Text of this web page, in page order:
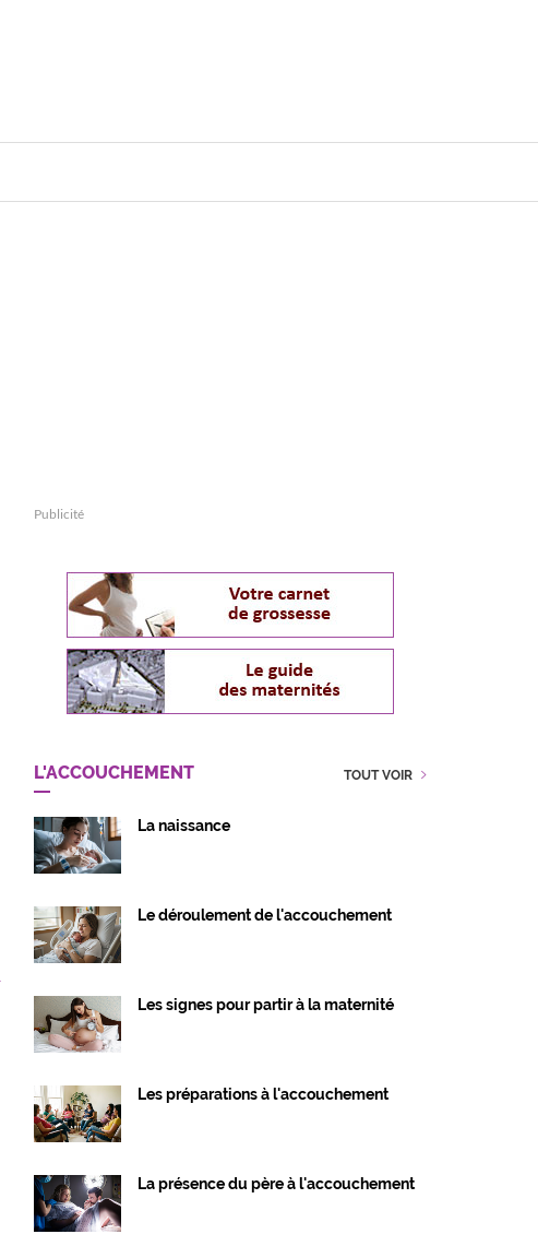
Publicité
L'ACCOUCHEMENT TOUT VOIR
La naissance
Le déroulement de l'accouchement
Les signes pour partir à la maternité
Les préparations à l'accouchement
La présence du père à l'accouchement